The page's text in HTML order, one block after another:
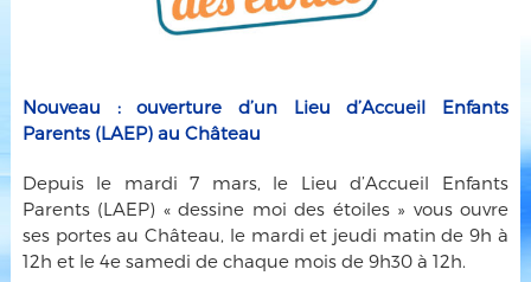
Nouveau : ouverture d’un Lieu d’Accueil Enfants
Parents (LAEP) au Château
Depuis le mardi 7 mars, le Lieu d’Accueil Enfants
Parents (LAEP) « dessine moi des étoiles » vous ouvre
ses portes au Château, le mardi et jeudi matin de 9h à
12h et le 4e samedi de chaque mois de 9h30 à 12h.